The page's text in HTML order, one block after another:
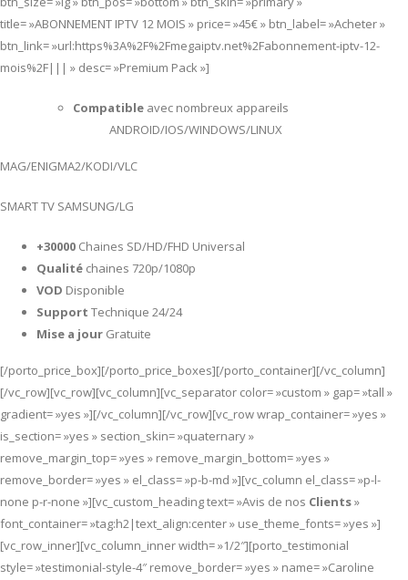
title= »ABONNEMENT IPTV 12 MOIS » price= »45€ » btn_label= »Acheter »
btn_link= »url:https%3A%2F%2Fmegaiptv.net%2Fabonnement-iptv-12-
mois%2F||| » desc= »Premium Pack »]
Compatible avec nombreux appareils
ANDROID/IOS/WINDOWS/LINUX
MAG/ENIGMA2/KODI/VLC
SMART TV SAMSUNG/LG
+30000 Chaines SD/HD/FHD Universal
Qualité chaines 720p/1080p
VOD Disponible
Support Technique 24/24
Mise a jour Gratuite
[/porto_price_box][/porto_price_boxes][/porto_container][/vc_column]
[/vc_row][vc_row][vc_column][vc_separator color= »custom » gap= »tall »
gradient= »yes »][/vc_column][/vc_row][vc_row wrap_container= »yes »
is_section= »yes » section_skin= »quaternary »
remove_margin_top= »yes » remove_margin_bottom= »yes »
remove_border= »yes » el_class= »p-b-md »][vc_column el_class= »p-l-
none p-r-none »][vc_custom_heading text= »Avis de nos Clients»
font_container= »tag:h2|text_align:center » use_theme_fonts= »yes »]
[vc_row_inner][vc_column_inner width= »1/2″][porto_testimonial
style= »testimonial-style-4″ remove_border= »yes » name= »Caroline